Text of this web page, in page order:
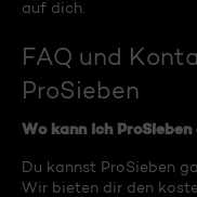
auf dich.
FAQ und
ProSieben
Wo kann ich ProSieben
Du kannst ProSieben
Wir bieten dir den